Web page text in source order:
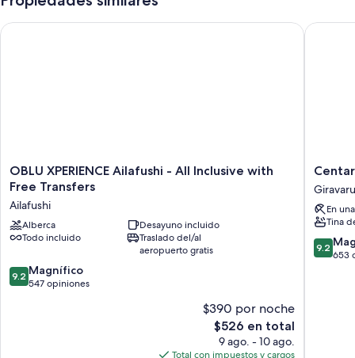
OBLU
XPERIENCE
-
All
Inclusive
Free
Transfers
OBLU XPERIENCE Ailafushi - All Inclusive with
Free Transfers
Ailafushi
Alberca
Desayuno incluido
Todo incluido
Traslado del/al
aeropuerto gratis
9.2
de
9.2 Magnífico
547 opiniones
$390 por noche
El
precio
actual
$526 en total
9 ago. - 10 ago.
Total con impuestos y cargos
OBLU XPERIENCE Ailafushi - All Inclusive with Free Transfers
Centara
Ras
Fushi
Resort
&
Spa
Giravaru
En
Tina
9.2
de
9.2
653
Centara